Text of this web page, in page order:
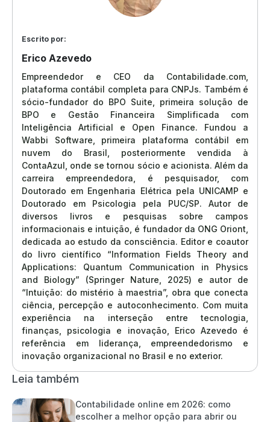
Escrito por:
Erico Azevedo
Empreendedor e CEO da Contabilidade.com,
plataforma contábil completa para CNPJs. Também é
sócio-fundador do BPO Suite, primeira solução de
BPO e Gestão Financeira Simplificada com
Inteligência Artificial e Open Finance. Fundou a
Wabbi Software, primeira plataforma contábil em
nuvem do Brasil, posteriormente vendida à
ContaAzul, onde se tornou sócio e acionista. Além da
carreira empreendedora, é pesquisador, com
Doutorado em Engenharia Elétrica pela UNICAMP e
Doutorado em Psicologia pela PUC/SP. Autor de
diversos livros e pesquisas sobre campos
informacionais e intuição, é fundador da ONG Oriont,
dedicada ao estudo da consciência. Editor e coautor
do livro científico “Information Fields Theory and
Applications: Quantum Communication in Physics
and Biology” (Springer Nature, 2025) e autor de
“Intuição: do mistério à maestria”, obra que conecta
ciência, percepção e autoconhecimento. Com muita
experiência na interseção entre tecnologia,
finanças, psicologia e inovação, Erico Azevedo é
referência em liderança, empreendedorismo e
inovação organizacional no Brasil e no exterior.
Leia também
Contabilidade online em 2026: como
escolher a melhor opção para abrir ou